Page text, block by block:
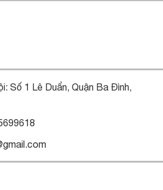
Số 1 Lê Duẩn, Quận Ba Đình,